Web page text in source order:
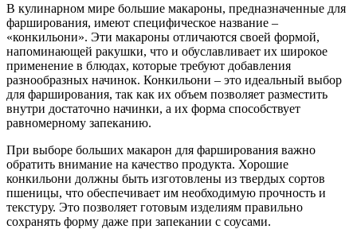
В кулинарном мире большие макароны, предназначенные для
фарширования, имеют специфическое название –
«конкильони». Эти макароны отличаются своей формой,
напоминающей ракушки, что и обуславливает их широкое
применение в блюдах, которые требуют добавления
разнообразных начинок. Конкильони – это идеальный выбор
для фарширования, так как их объем позволяет разместить
внутри достаточно начинки, а их форма способствует
равномерному запеканию.
При выборе больших макарон для фарширования важно
обратить внимание на качество продукта. Хорошие
конкильони должны быть изготовлены из твердых сортов
пшеницы, что обеспечивает им необходимую прочность и
текстуру. Это позволяет готовым изделиям правильно
сохранять форму даже при запекании с соусами.